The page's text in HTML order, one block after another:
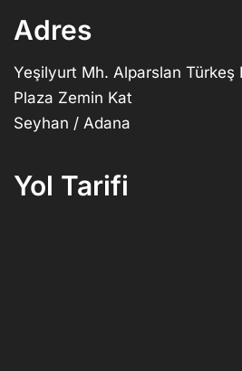
Adres
Yeşilyurt Mh. Alparslan Türkeş
Plaza Zemin Kat
Seyhan / Adana
Yol Tarifi